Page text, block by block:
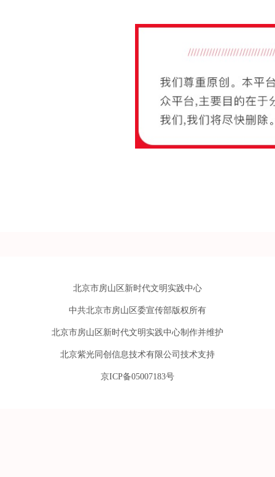
北京市房山区新时代文明实践中心
中共北京市房山区委宣传部版权所有
北京市房山区新时代文明实践中心制作并维护
北京紫光同创信息技术有限公司技术支持
京ICP备05007183号